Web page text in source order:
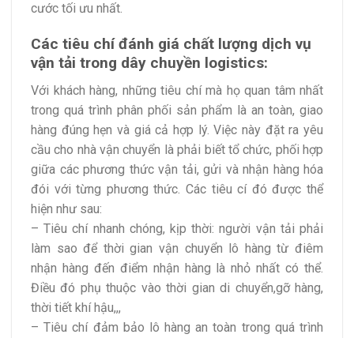
cước tối ưu nhất.
Các tiêu chí đánh giá chất lượng dịch vụ
vận tải trong dây chuyền logistics:
Với khách hàng, những tiêu chí mà họ quan tâm nhất
trong quá trình phân phối sản phẩm là an toàn, giao
hàng đúng hẹn và giá cả hợp lý. Việc này đặt ra yêu
cầu cho nhà vận chuyển là phải biết tổ chức, phối hợp
giữa các phương thức vận tải, gửi và nhận hàng hóa
đói với từng phương thức. Các tiêu cí đó được thể
hiện như sau:
– Tiêu chí nhanh chóng, kịp thời: người vận tải phải
làm sao để thời gian vận chuyển lô hàng từ điêm
nhận hàng đến điểm nhận hàng là nhỏ nhất có thể.
Điều đó phụ thuộc vào thời gian di chuyển,gỡ hàng,
thời tiết khí hậu,,,
– Tiêu chí đảm bảo lô hàng an toàn trong quá trình